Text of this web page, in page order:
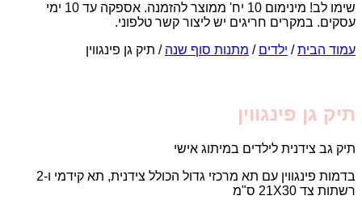
שימו לב! מינימום 10 יח' ממוצר להזמנה. אספקה עד 10 ימי
עסקים. במקרים חריגים יש ליצור קשר טלפוני.
עמוד הבית/ ילדים / מתנות סוף שנה / תיק גן פינגווין
תיק גן פינגווין
תיק גב צידנית לילדים במיתוג אישי
בדמות פינגווין עם תא מרכזי גדול הכולל צידנית, תא קידמי ו-2
רשתות צד 21X30 ס"מ